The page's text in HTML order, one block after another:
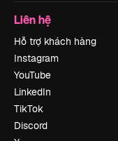
Liên hệ
Hỗ trợ khách hàng
Instagram
YouTube
LinkedIn
TikTok
Discord